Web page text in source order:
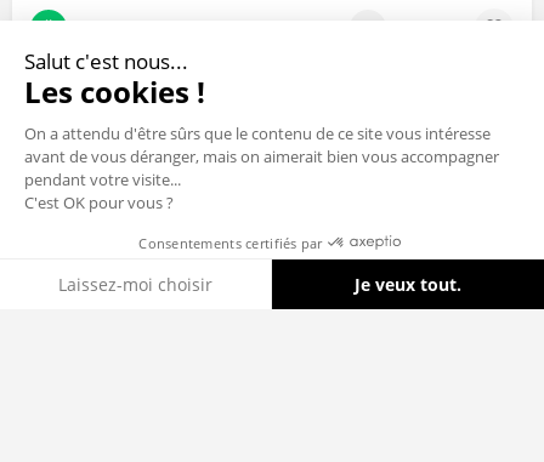
Salut c'est nous...
Les cookies !
On a attendu d'être sûrs que le contenu de ce site vous intéresse
avant de vous déranger, mais on aimerait bien vous accompagner
pendant votre visite...
C'est OK pour vous ?
Consentements certifiés par
Laissez-moi choisir Je veux tout.